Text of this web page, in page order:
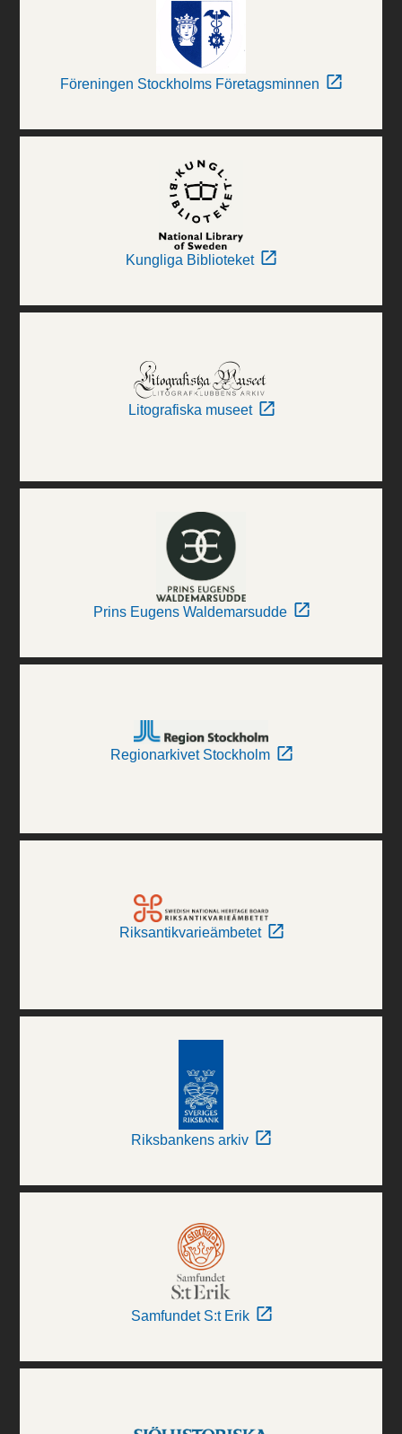
Föreningen Stockholms Företagsminnen
Kungliga Biblioteket
Litografiska museet
Prins Eugens Waldemarsudde
Regionarkivet Stockholm
Riksantikvarieämbetet
Riksbankens arkiv
Samfundet S:t Erik